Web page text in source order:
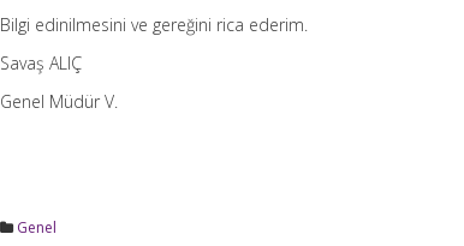
Bilgi edinilmesini ve gereğini rica ederim.
Savaş ALIÇ
Genel Müdür V.
Genel